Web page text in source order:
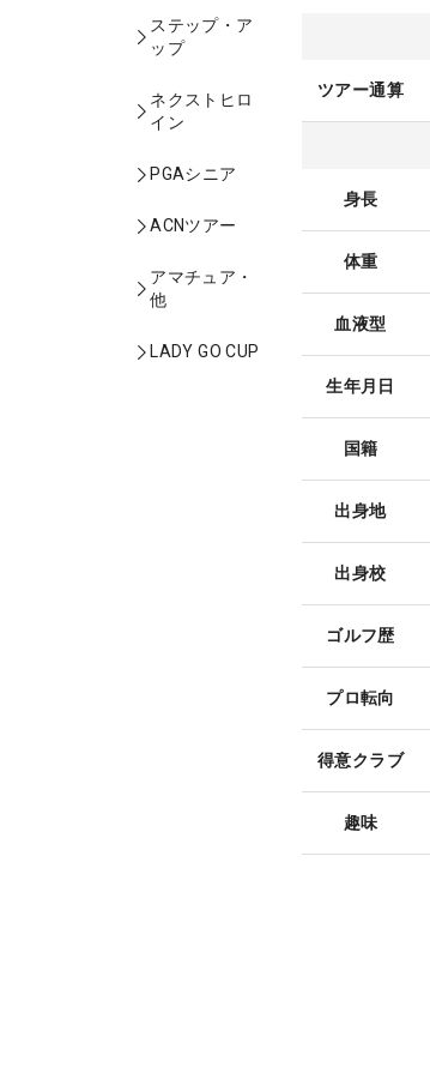
ステップ・ア
ップ
ネクストヒロ
イン
PGAシニア
ACNツアー
アマチュア・
他
LADY GO CUP
ツアー通算
身長
体重
血液型
生年月日
国籍
出身地
出身校
ゴルフ歴
プロ転向
得意クラブ
趣味